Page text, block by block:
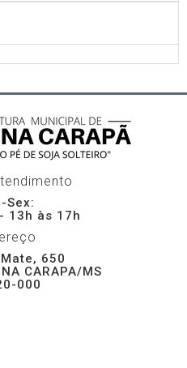
Sex:
13h às 17h
650
CARAPA/MS
000